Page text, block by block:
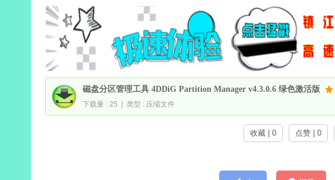
磁盘分区管理工具 4DDiG Partition Manager v4.3.0.6 绿色激活版
下载量 : 25 | 类型 : 压缩文件
收藏 | 0 点赞 | 0